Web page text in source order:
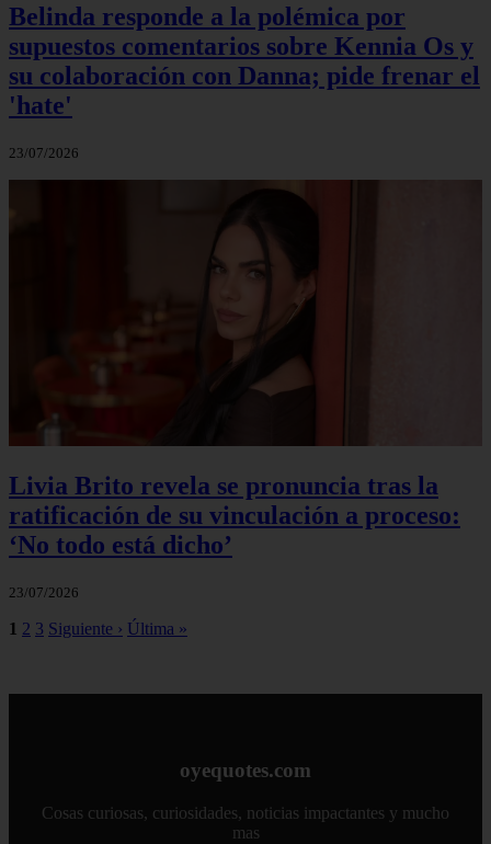
Belinda responde a la polémica por
supuestos comentarios sobre Kennia Os y
su colaboración con Danna; pide frenar el
'hate'
23/07/2026
Livia Brito revela se pronuncia tras la
ratificación de su vinculación a proceso:
‘No todo está dicho’
23/07/2026
1 2 3 Siguiente › Última »
oyequotes.com
Cosas curiosas, curiosidades, noticias impactantes y mucho
mas